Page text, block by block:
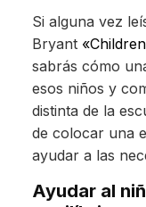
Si alguna vez
Bryant
sabrás cómo
esos niños y
distinta de la
de colocar una
ayudar a las
Ayudar al